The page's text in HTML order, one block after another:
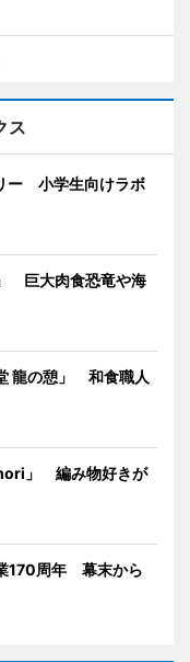
ス
ー 小学生向けラボ
巨大肉食恐竜や海
龍の憩」 和食職人
」 編み物好きが
170周年 幕末から